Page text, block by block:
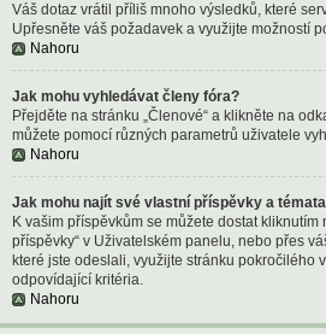
Váš dotaz vrátil příliš mnoho výsledků, které
Upřesněte váš požadavek a využijte možností
Nahoru
Jak mohu vyhledávat členy fóra?
Přejděte na stránku „Členové“ a klikněte na
můžete pomocí různých parametrů uživatele
Nahoru
Jak mohu najít své vlastní příspěvky a
K vašim příspěvkům se můžete dostat kliknutím
příspěvky“ v Uživatelském panelu, nebo přes
které jste odeslali, využijte stránku pokročilého
odpovídající kritéria.
Nahoru